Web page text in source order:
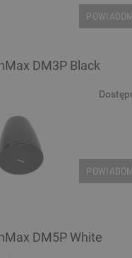
DM3P Black
DM5P White